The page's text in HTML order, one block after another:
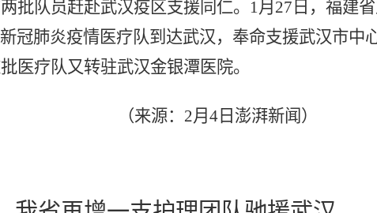
批队员赶赴武汉疫区支援同仁。 1月27日，福建
冠肺炎疫情医疗队到达武汉，奉命支援武汉市中
医疗队又转驻武汉金银潭医院。
（来源： 2月4日澎湃新闻）